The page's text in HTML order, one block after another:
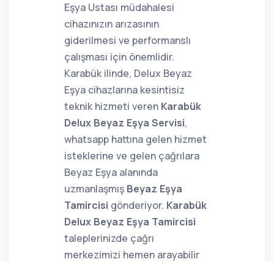
Eşya Ustası müdahalesi
cihazınızın arızasının
giderilmesi ve performanslı
çalışması için önemlidir.
Karabük ilinde, Delux Beyaz
Eşya cihazlarına kesintisiz
teknik hizmeti veren Karabük
Delux Beyaz Eşya Servisi,
whatsapp hattına gelen hizmet
isteklerine ve gelen çağrılara
Beyaz Eşya alanında
uzmanlaşmış Beyaz Eşya
Tamircisi gönderiyor. Karabük
Delux Beyaz Eşya Tamircisi
taleplerinizde çağrı
merkezimizi hemen arayabilir